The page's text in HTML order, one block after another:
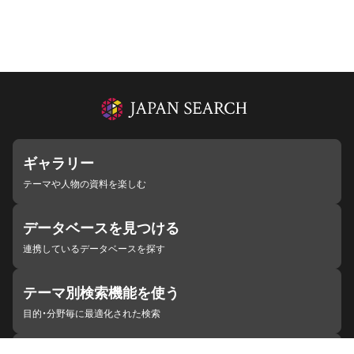
ギャラリー
テーマや人物の資料を楽しむ
データベースを見つける
連携しているデータベースを探す
テーマ別検索機能を使う
目的・分野毎に最適化された検索